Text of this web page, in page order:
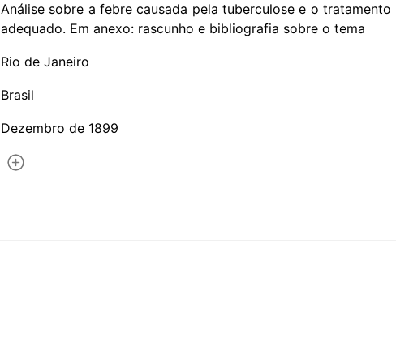
Análise sobre a febre causada pela tuberculose e o tratamento
adequado. Em anexo: rascunho e bibliografia sobre o tema
Rio de Janeiro
Brasil
Dezembro de 1899